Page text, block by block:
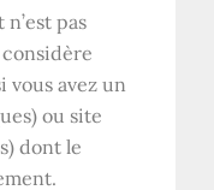
pas
vous avez un
ou site
dont le